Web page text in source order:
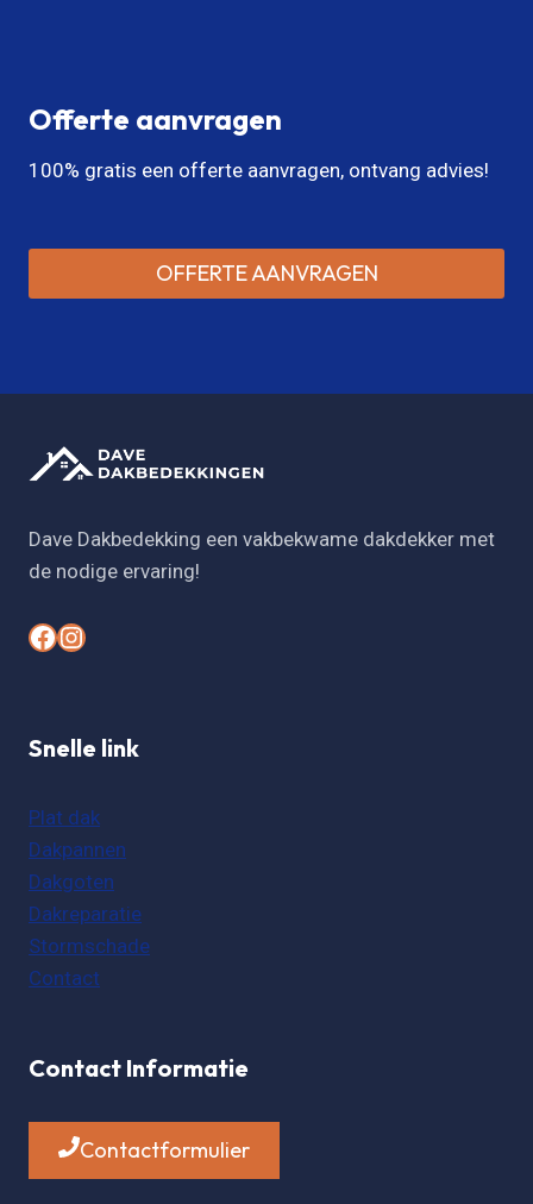
Offerte aanvragen
100% gratis een offerte aanvragen, ontvang advies!
OFFERTE AANVRAGEN
Dave Dakbedekking een vakbekwame dakdekker met
de nodige ervaring!
# #
Snelle link
Plat dak
Dakpannen
Dakgoten
Dakreparatie
Stormschade
Contact
Contact Informatie
Contactformulier